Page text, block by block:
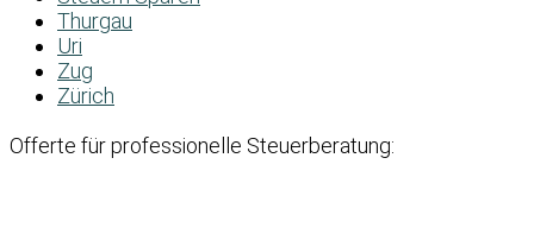
Thurgau
Uri
Zug
Zürich
Offerte für professionelle Steuerberatung: